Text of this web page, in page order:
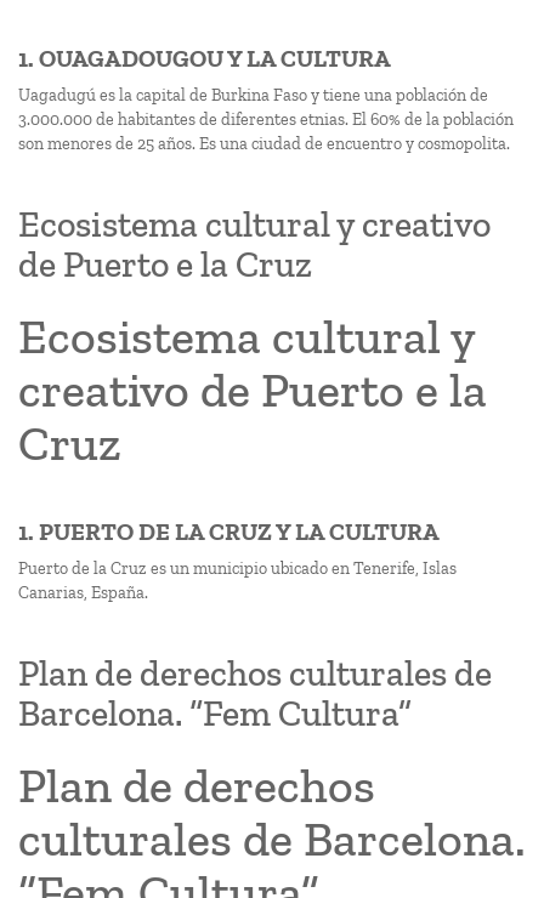
1. OUAGADOUGOU Y LA CULTURA
Uagadugú es la capital de Burkina Faso y tiene una población de
3.000.000 de habitantes de diferentes etnias. El 60% de la población
son menores de 25 años. Es una ciudad de encuentro y cosmopolita.
Ecosistema cultural y creativo
de Puerto e la Cruz
Ecosistema cultural y
creativo de Puerto e la
Cruz
1. PUERTO DE LA CRUZ Y LA CULTURA
Puerto de la Cruz es un municipio ubicado en Tenerife, Islas
Canarias, España.
Plan de derechos culturales de
Barcelona. “Fem Cultura”
Plan de derechos
culturales de Barcelona.